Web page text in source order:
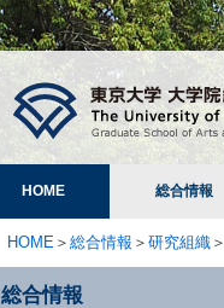
HOME 総合情報
HOME ＞ 総合情報 ＞ 研究組織 ＞
総合情報